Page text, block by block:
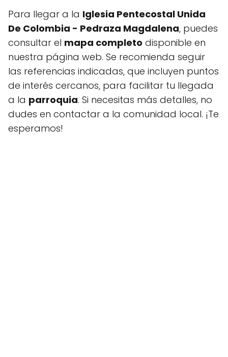
Para llegar a la Iglesia Pentecostal Unida
De Colombia - Pedraza Magdalena, puedes
consultar el mapa completo disponible en
nuestra página web. Se recomienda seguir
las referencias indicadas, que incluyen puntos
de interés cercanos, para facilitar tu llegada
a la parroquia. Si necesitas más detalles, no
dudes en contactar a la comunidad local. ¡Te
esperamos!